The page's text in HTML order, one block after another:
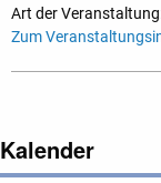
Art der
Zum
Kalender